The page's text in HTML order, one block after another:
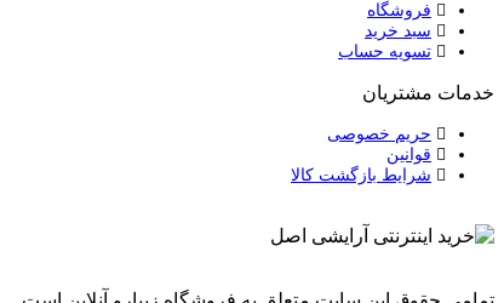
فروشگاه
سبد خرید
تسویه حساب
خدمات مشتریان
حریم خصوصی
قوانین
شرایط بازگشت کالا